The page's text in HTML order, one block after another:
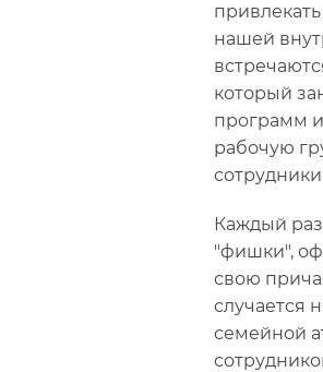
нашей
который
программ и
рабочую
Каждый
"фишки",
свою
случается
семейной